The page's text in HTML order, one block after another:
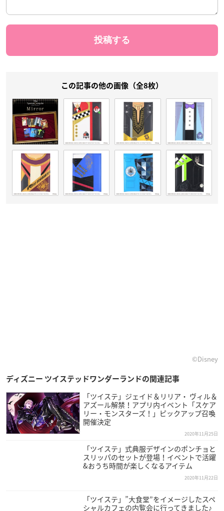
この記事の他の画像（全8枚）
©︎Disney
ディズニー ツイステッドワンダーランドの関連記事
「ツイステ」ジェイド＆リリア・ ヴィル＆
アズール解禁！アプリ内イベント「スケア
リー・モンスターズ！」ピックアップ召喚
開催決定
2020年11月25日
「ツイステ」式典服デザインのポンチョと
スリッパのセットが登場！イベントで活躍
&おうち時間が楽しくなるアイテム
2020年11月22日
「ツイステ」”大食堂”をイメージしたスペ
シャルカフェの内覧会に行ってきました♪